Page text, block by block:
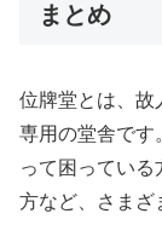
まとめ
位牌堂とは、故
専用の堂舎です
って困ってい
方など、さまざ